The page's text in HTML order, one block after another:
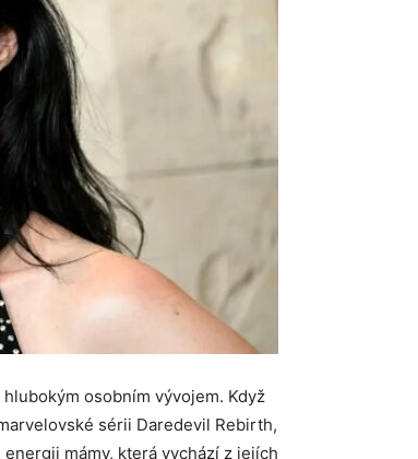
osobním vývojem. Když
sérii Daredevil Rebirth,
mámy, která vychází z jejích